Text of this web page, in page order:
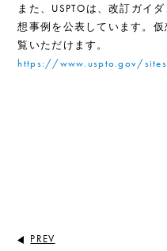
また、USPTOは、改訂ガイ
想事例を公表しています。
覧いただけます。
https://www.uspto.gov/
PREV